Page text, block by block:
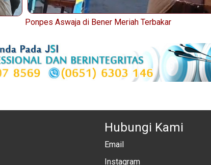
Ponpes Aswaja di Bener Meriah Terbakar
Hubungi Kami
Email
Instagram